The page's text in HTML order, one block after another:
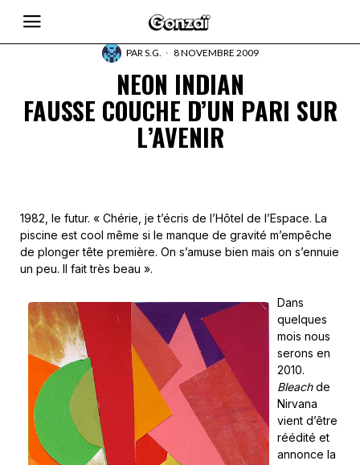
PARS.G. 8 NOVEMBRE 2009
NEON INDIAN
FAUSSE COUCHE D’UN PARI SUR
L’AVENIR
1982, le futur. « Chérie, je t’écris de l’Hôtel de l’Espace. La
piscine est cool même si le manque de gravité m’empêche
de plonger tête première. On s’amuse bien mais on s’ennuie
un peu. Il fait très beau ».
Dans
quelques
mois nous
serons en
2010.
Bleachde
Nirvana
vient d’être
réédité et
annonce la